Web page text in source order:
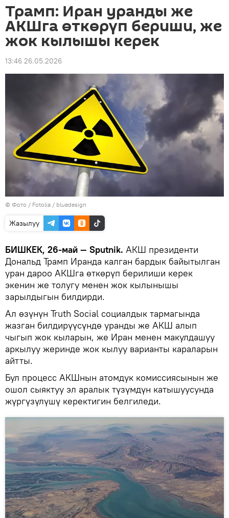
Трамп: Иран уранды же
АКШга өткөрүп бериши, же
жок кылышы керек
13:46 26.05.2026
© Фото / Fotolia / bluedesign
Жазылуу
БИШКЕК, 26-май — Sputnik. АКШ президенти
Дональд Трамп Иранда калган бардык байытылган
уран дароо АКШга өткөрүп берилиши керек
экенин же толугу менен жок кылынышы
зарылдыгын билдирди.
Ал өзүнүн Truth Social социалдык тармагында
жазган билдирүүсүндө уранды же АКШ алып
чыгып жок кыларын, же Иран менен макулдашуу
аркылуу жеринде жок кылуу варианты караларын
айтты.
Бул процесс АКШнын атомдук комиссиясынын же
ошол сыяктуу эл аралык түзүмдүн катышуусунда
жүргүзүлүшү керектигин белгиледи.